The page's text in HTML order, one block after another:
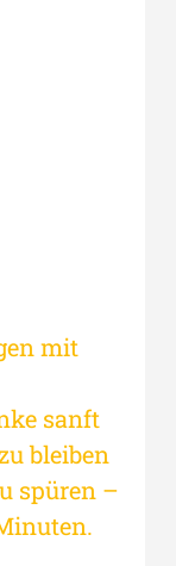
mit
sanft
bleiben
spüren –